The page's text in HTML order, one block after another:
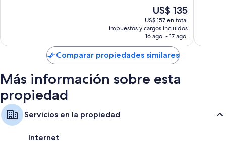
Televisiones de 55 pulgadas con canales de televisión premium
Reciclaje, refrigeradores y cafeteras/teteras
El
precio
actual
es
de
US$ 135
US$ 135
US$ 157 en total
impuestos y cargos incluidos
16 ago. - 17 ago.
Comparar propiedades similares
Más información sobre esta
propiedad
Servicios en la propiedad
Internet